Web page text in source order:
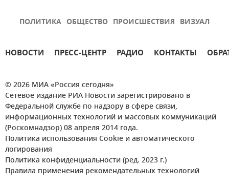
ПОЛИТИКА ОБЩЕСТВО ПРОИСШЕСТВИЯ ВИЗУАЛ
НОВОСТИ ПРЕСС-ЦЕНТР РАДИО КОНТАКТЫ
© 2026 МИА «Россия сегодня»
Сетевое издание РИА Новости зарегистрировано в
Федеральной службе по надзору в сфере связи,
информационных технологий и массовых коммуникаций
(Роскомнадзор) 08 апреля 2014 года.
Политика использования Cookie и автоматического
логирования
Политика конфиденциальности (ред. 2023 г.)
Правила применения рекомендательных технологий